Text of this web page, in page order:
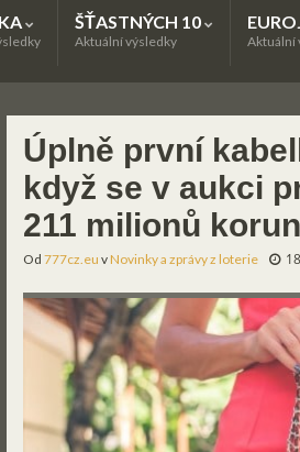
ŠŤASTNÝCH 10
Aktuální výsledky Aktuální
Úplně první
když se v aukci
211 milionů korun
Od 777cz.eu vNovinky a zprávy z loterie